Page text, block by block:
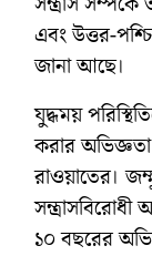
এবং উত্তর-
জানা আছে।
যুদ্ধময়
করার
রাওয়াতের।
১০ বছরের